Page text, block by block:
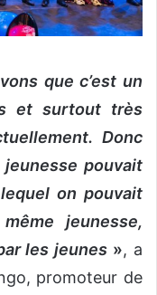
que c’est un
et surtout très
Donc
pouvait
on pouvait
jeunesse,
les jeunes », a
promoteur de